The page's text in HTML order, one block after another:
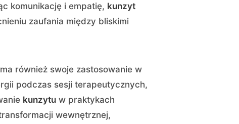
komunikację i empatię, kunzyt
zaufania między bliskimi
ma również swoje zastosowanie w
podczas sesji terapeutycznych,
kunzytu w praktykach
wewnętrznej,